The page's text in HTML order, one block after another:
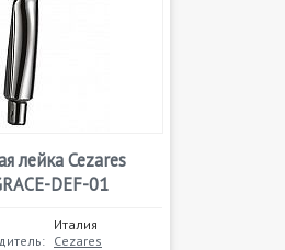
лейка Cezares
DEF-01
Италия
Cezares